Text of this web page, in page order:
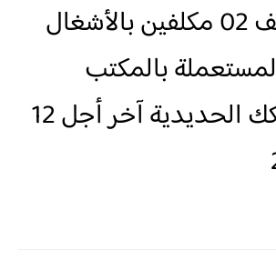
مباراة توظيف 02 مكلفين بالأشغال
بالمكتب
الوطني للسكك الحديدية آخر أجل 12